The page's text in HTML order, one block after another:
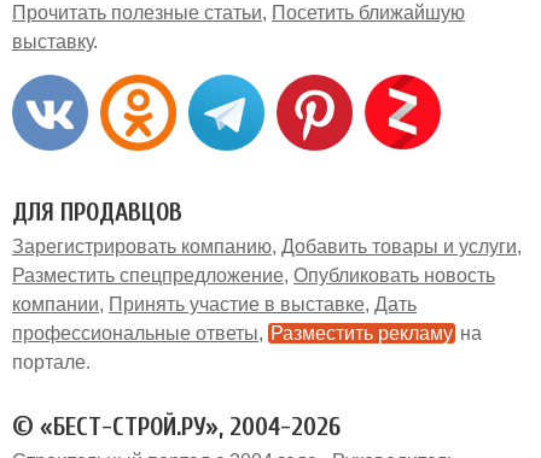
Прочитать полезные статьи
Посетить ближайшую
выставку
ДЛЯ ПРОДАВЦОВ
Зарегистрировать компанию Добавить товары и услуги
Разместить спецпредложение Опубликовать новость
компании
Принять участие в выставке Дать
профессиональные ответы
Разместить рекламу на
портале
© «БЕСТ-СТРОЙ.РУ», 2004-2026